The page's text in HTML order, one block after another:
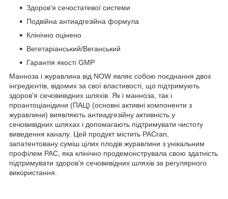
Здоров'я сечостатевої системи
Подвійна антиадгезійна формула
Клінічно оцінено
Вегетаріанський/Веганський
Гарантія якості GMP
Манноза і журавлина від NOW являє собою поєднання двох
інгредієнтів, відомих за свої властивості, що підтримують
здоров'я сечовивідних шляхів. Як і манноза, так і
проантоціанідини (ПАЦ) (основні активні компоненти з
журавлини) виявляють антиадгезійну активність у
сечовивідних шляхах і допомагають підтримувати чистоту
виведення каналу. Цей продукт містить PACran,
запатентовану суміш цілих плодів журавлини з унікальним
профілем PAC, яка клінічно продемонструвала свою здатність
підтримувати здоров'я сечовивідних шляхів за регулярного
використання.